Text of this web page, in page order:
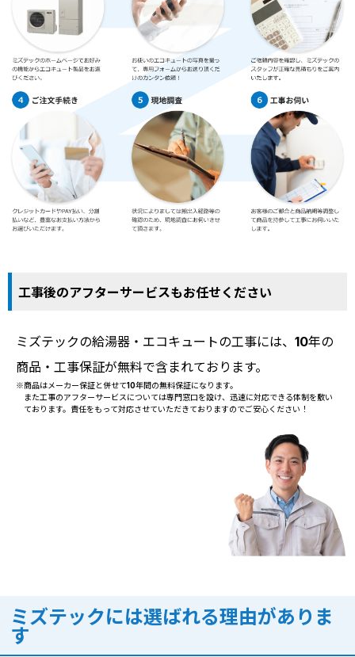
工事後のアフターサービスもお任せください
ミズテックの給湯器・エコキュートの工事には、10年の
商品・工事保証が無料で含まれております。
※商品はメーカー保証と併せて10年間の無料保証になります。
また工事のアフターサービスについては専門窓口を設け、迅速に対応できる体制を敷い
ております。責任をもって対応させていただきておりますのでご安心ください！
ミズテックには選ばれる理由がありま
す